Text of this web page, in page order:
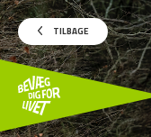
TILBAGE